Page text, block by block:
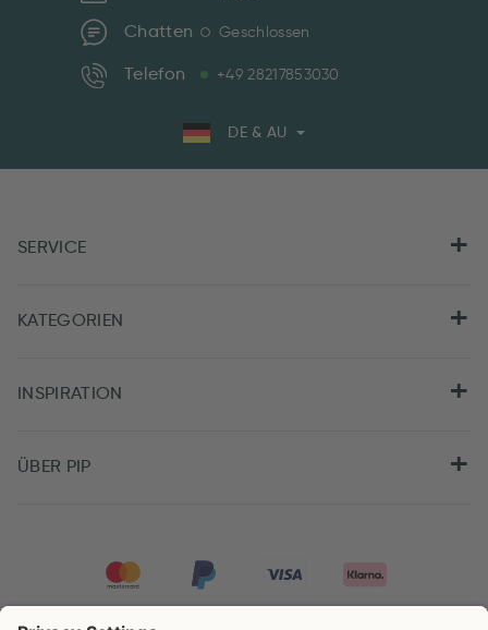
Chatten Geschlossen
Telefon +49 28217853030
DE & AU
SERVICE
KATEGORIEN
INSPIRATION
ÜBER PIP